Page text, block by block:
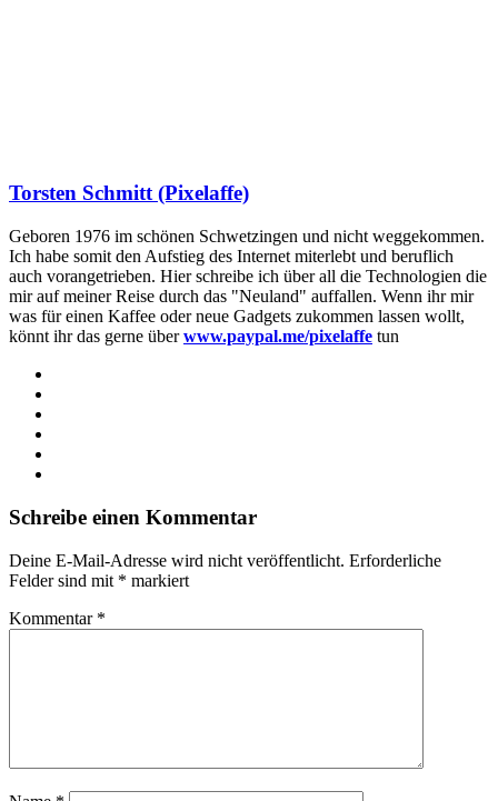
Torsten Schmitt (Pixelaffe)
Geboren 1976 im schönen Schwetzingen und nicht weggekommen.
Ich habe somit den Aufstieg des Internet miterlebt und beruflich
auch vorangetrieben. Hier schreibe ich über all die Technologien die
mir auf meiner Reise durch das "Neuland" auffallen. Wenn ihr mir
was für einen Kaffee oder neue Gadgets zukommen lassen wollt,
könnt ihr das gerne überwww.paypal.me/pixelaffe tun
Schreibe einen Kommentar
Deine E-Mail-Adresse wird nicht veröffentlicht. Erforderliche
Felder sind mit * markiert
Kommentar *